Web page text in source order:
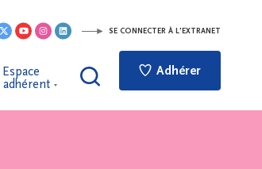
SE CONNECTER À L'EXTRANET
Espace
adhérent
Adhérer